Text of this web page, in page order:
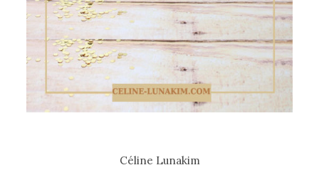
Céline Lunakim